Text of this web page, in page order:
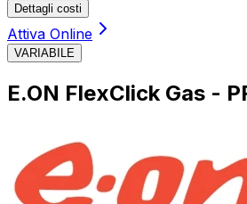
Dettagli costi
Attiva Online
VARIABILE
E.ON FlexClick Gas -